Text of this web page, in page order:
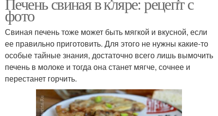
фото
Свиная печень тоже может быть мягкой и вкусной, если
ее правильно приготовить. Для этого не нужны какие-то
особые тайные знания, достаточно всего лишь вымочить
печень в молоке и тогда она станет мягче, сочнее и
перестанет горчить.